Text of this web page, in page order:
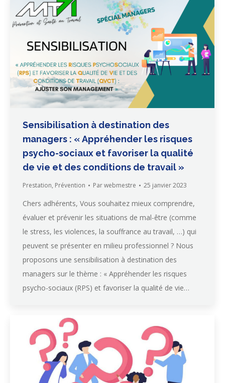
Sensibilisation à destination des
managers : « Appréhender les risques
psycho-sociaux et favoriser la qualité
de vie et des conditions de travail »
Prestation, Prévention Parwebmestre 25 janvier 2023
Chers adhérents, Vous souhaitez mieux comprendre,
évaluer et prévenir les situations de mal-être (comme
le stress, les violences, la souffrance au travail, …) qui
peuvent se présenter en milieu professionnel ? Nous
proposons une sensibilisation à destination des
managers sur le thème : « Appréhender les risques
psycho-sociaux (RPS) et favoriser la qualité de vie…